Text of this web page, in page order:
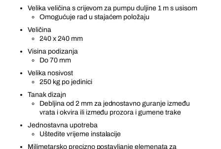
Velika veličina s crijevom za pumpu duljine 1 m s usisom
Omogućuje rad u stajaćem položaju
Veličina
240 x 240 mm
Visina podizanja
Do 70 mm
Velika nosivost
250 kg po jedinici
Tanak dizajn
Debljina od 2 mm za jednostavno guranje između
vrata i okvira ili između prozora i gumene trake
Jednostavna upotreba
Uštedite vrijeme instalacije
Milimetarsko precizno postavljanje elemenata za